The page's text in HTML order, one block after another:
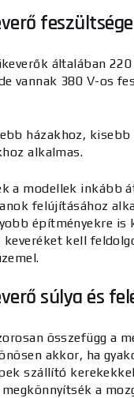
feszültsége
általában
vannak 380 V-os
házakhoz, kisebb
alkalmas.
a modellek inkább
felújításához
építményekre is
keveréket kell
súlya és
összefügg a
akkor, ha
szállító
a